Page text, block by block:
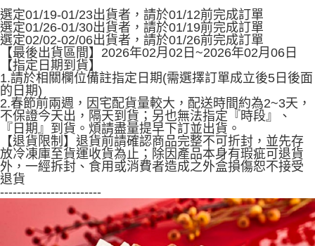
4.訂單成立30分鐘內，如未前往確認交易或遇審核未通過，訂單將自動取
消。如遇「轉專審核」未通過狀況，表示未達大哥付你分期系統評分，恕無
法說明評估內容。
【繳款方式說明】
1.分期款項不併入電信帳單，「大哥付你分期」於每月結算日後寄送繳費提
醒簡訊。
2.透過簡訊連結打開帳單後，可選擇「超商條碼／台灣大直營門市／銀行轉
帳／街口支付／iPASS MONEY」等通路繳費。
【注意事項】
1.本服務係由「台灣大哥大股份有限公司」（以下簡稱本公司）所提供，讓
用戶於交易時，得透過本服務購買商品或服務，並由商店將買賣／分期付款
買賣價金債權讓與本公司後，依約使用本公司帳單繳交帳款。
2.基於同意付款使用「大哥付你分期」之契約關係目的，商店將以您的個人
資料（包含姓名、電話或地址）提供予台灣大哥大進項蒐集、處理及利用，
由本公司與您本人進行分期帳單所需資料之確認、核對及更正。
3.完整用戶服務條款，請詳閱以下連結：https://oppay.tw/userRule
１．簡單：不需註冊會員、不需綁卡、不需儲值。
２．便利：只要手機號碼，簡訊認證，即可結帳。
３．安心：先確認商品／服務後，再付款。
【「AFTEE先享後付」結帳流程】
１．於結帳方式選擇「AFTEE先享後付」後，將跳轉至「AFTEE先享後付」
結帳頁面，進行簡訊認證並確認金額後，即可完成結帳。
２．訂單成立數日內，您將收到繳費通知簡訊。
３．收到繳費通知簡訊後14天內，點擊此簡訊中的連結，可透過四大超商／
ATM／網路銀行／等多元方式進行付款，方視為交易完成。
※ 請注意：結帳手續完成當下不需立刻繳費，但若您需要取消訂單，請聯絡
購買商品的店家。未經商家同意取消之訂單仍視為有效，需透過AFTEE先享
後付繳納相關費用。
※ 交易是否成功請以「AFTEE先享後付 」之結帳頁面顯示為準，若有關於
https://netprotections.freshdesk.com/support/home
【注意事項】
１．透過由恩沛科技股份有限公司提供之「AFTEE先享後付」服務完成之交
運送方式
免運優惠
免運費
選定01/19-01/23出貨者，請於01/12前完成訂單
選定01/26-01/30出貨者，請於01/19前完成訂單
選定02/02-02/06出貨者，請於01/26前完成訂單
【最後出貨區間】2026年02月02日~2026年02月06日
【指定日期到貨】
1.請於相關欄位備註指定日期(需選擇訂單成立後5日後面
的日期)
2.春節前兩週，因宅配貨量較大，配送時間約為2~3天，
不保證今天出，隔天到貨；另也無法指定『時段』、
『日期』到貨。煩請盡量提早下訂並出貨。
【退貨限制】退貨前請確認商品完整不可折封，並先存
放冷凍庫至貨運收貨為止；除因產品本身有瑕疵可退貨
外，一經拆封、食用或消費者造成之外盒損傷恕不接受
退貨
------------------------